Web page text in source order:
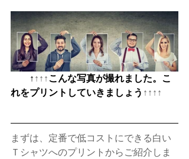
↑ ↑↑↑こんな写真が撮れました。こ
れをプリントしていきましょう ↑↑↑↑
まずは、定番で低コストにできる白い
Ｔシャツへのプリントからご紹介しま